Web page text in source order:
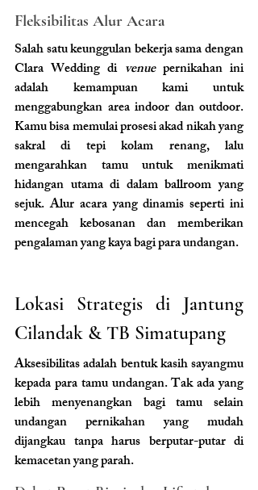
Fleksibilitas Alur Acara
Salah satu keunggulan bekerja sama dengan
Clara Wedding di venue pernikahan ini
adalah kemampuan kami untuk
menggabungkan area indoor dan outdoor.
Kamu bisa memulai prosesi akad nikah yang
sakral di tepi kolam renang, lalu
mengarahkan tamu untuk menikmati
hidangan utama di dalam ballroom yang
sejuk. Alur acara yang dinamis seperti ini
mencegah kebosanan dan memberikan
pengalaman yang kaya bagi para undangan.
Lokasi Strategis di Jantung
Cilandak & TB Simatupang
Aksesibilitas adalah bentuk kasih sayangmu
kepada para tamu undangan. Tak ada yang
lebih menyenangkan bagi tamu selain
undangan pernikahan yang mudah
dijangkau tanpa harus berputar-putar di
kemacetan yang parah.